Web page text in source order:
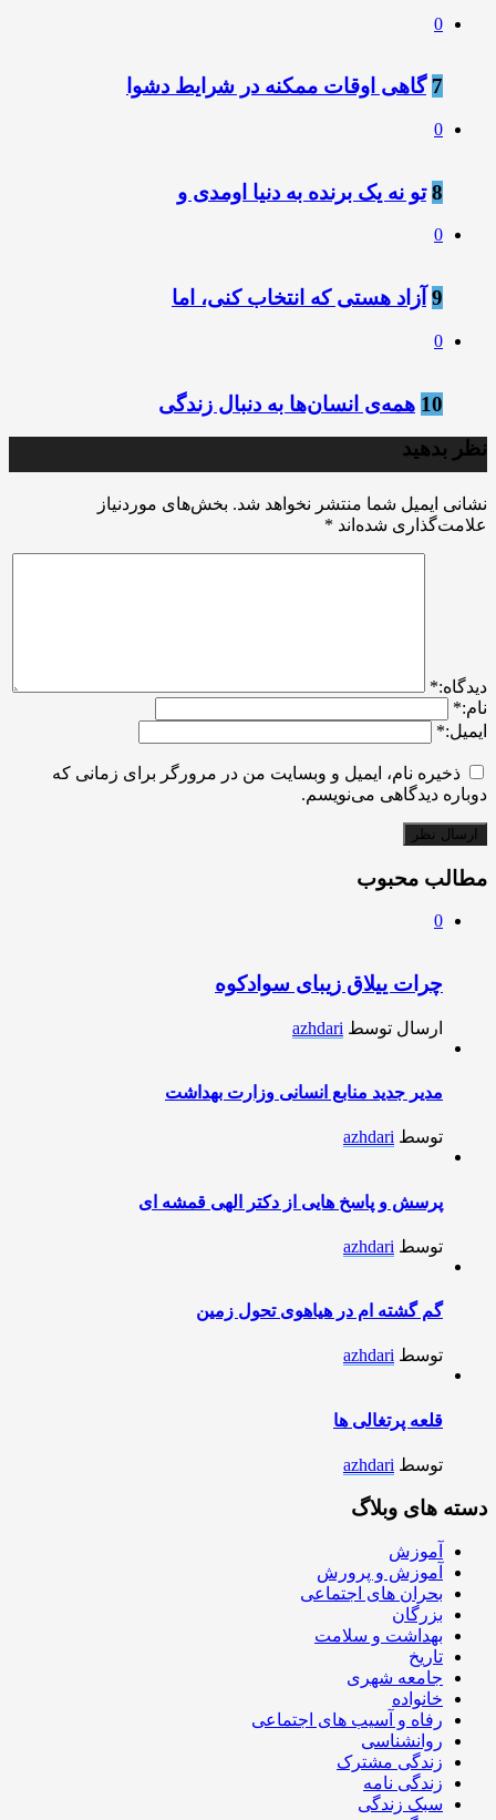
0
7 گاهی اوقات ممکنه در شرایط دشوا
0
8 تو نه یک برنده به دنیا اومدی و
0
9 آزاد هستی که انتخاب کنی، اما
0
10 همه‌ی انسان‌ها به دنبال زندگی
نظر بدهید
نشانی ایمیل شما منتشر نخواهد شد. بخش‌های موردنیاز
علامت‌گذاری شده‌اند *
ديدگاه:*
نام:*
ایمیل:*
ذخیره نام، ایمیل و وبسایت من در مرورگر برای زمانی که
دوباره دیدگاهی می‌نویسم.
مطالب محبوب
0
چرات ییلاق زیبای سوادکوه
ارسال توسط azhdari
مدیر جدید منابع انسانی وزارت بهداشت
توسط azhdari
پرسش و پاسخ هایی از دکتر الهی قمشه ای
توسط azhdari
گم گشته ام در هیاهوی تحول زمین
توسط azhdari
قلعه پرتغالی ها
توسط azhdari
دسته های وبلاگ
آموزش
آموزش و پرورش
بحران های اجتماعی
بزرگان
بهداشت و سلامت
تاریخ
جامعه شهری
خانواده
رفاه و آسیب های اجتماعی
روانشناسی
زندگی مشترک
زندگی نامه
سبک زندگی